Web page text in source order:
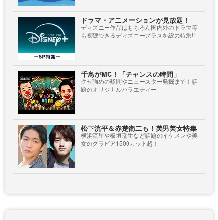
ドラマ・アニメーションが見放題！
ディズニー作品はもちろん国内外のドラマ等
も視聴できるディズニープラスを総力特集!!
千鳥がMC！「チャンスの時間」
クセ強めの疑問やニュースター発掘まで！話
題のオリジナルバラエティー
松下洸平＆赤楚衛二も！美男美女特集
横浜流星や板垣瑞生など話題のイケメンや美
女のグラビア1500カット超！